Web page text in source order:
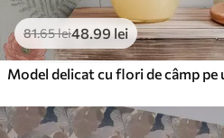
81.65lei48.99 lei